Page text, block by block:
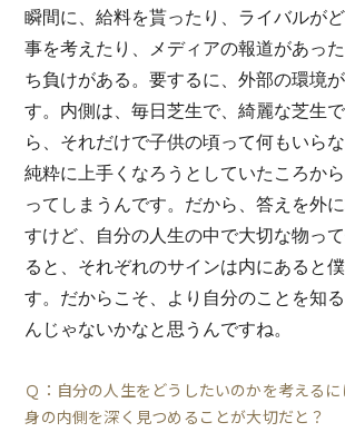
瞬間に、給料を貰ったり、ライバルが
事を考えたり、メディアの報道があっ
ち負けがある。要するに、外部の環境
す。内側は、毎日芝生で、綺麗な芝生
ら、それだけで子供の頃って何もいらな
純粋に上手くなろうとしていたころか
ってしまうんです。だから、答えを外
すけど、自分の人生の中で大切な物っ
ると、それぞれのサインは内にあると
す。だからこそ、より自分のことを知
んじゃないかなと思うんですね。
Ｑ：自分の人生をどうしたいのかを考える
身の内側を深く見つめることが大切だと？